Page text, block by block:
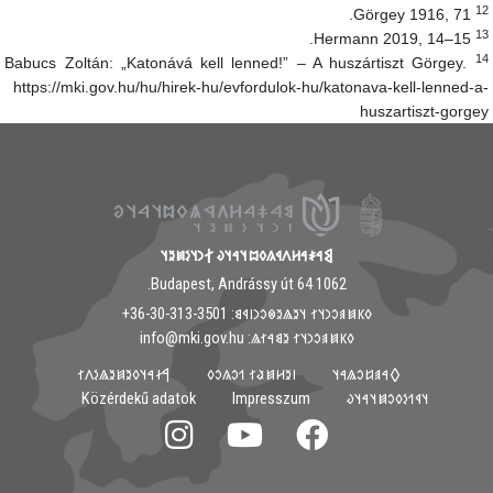
Görgey 1916, 71.
Hermann 2019, 14–15.
Babucs Zoltán: „Katonává kell lenned!” – A huszártiszt Görgey.
https://mki.gov.hu/hu/hirek-hu/evfordulok-hu/katonava-kell-lenned-
huszartiszt-
𐲘𐳀𐳎𐳀𐳢𐳤𐳁𐳍𐳓𐳪𐳦𐳀𐳦𐳜 𐲐𐳙𐳦𐳋𐳯𐳉𐳦
1062 Budapest, Andrássy út 64.
𐳓𐳞𐳯𐳠𐳛𐳙𐳦𐳐 𐳦𐳉𐳖𐳉𐳌𐳛𐳙𐳥𐳁𐳘: ‭+36-30-313-3501
𐳓𐳞𐳯𐳠𐳛𐳙𐳦𐳐 𐳉𐳘𐳀𐳐𐳖: info@mki.gov.hu
𐲓𐳀𐳠𐳆𐳛𐳖𐳀𐳦
𐳺𐳉𐳢𐳯𐳟𐳐 𐳒𐳛𐳍𐳛𐳓
𐲀𐳇𐳀𐳦𐳓𐳉𐳯𐳉𐳖𐳋𐳤𐳐
𐳦𐳁𐳒𐳋𐳓𐳛𐳯𐳦𐳀𐳦𐳜
Közérdekű adatok Impresszum